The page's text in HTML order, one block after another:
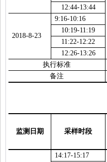
12:44-13:44
2018-8-23
9:16-10:16
10:19-11:19
11:22-12:22
12:26-13:26
执行标准
备注
监测日期 采样时段
14:17-15:17